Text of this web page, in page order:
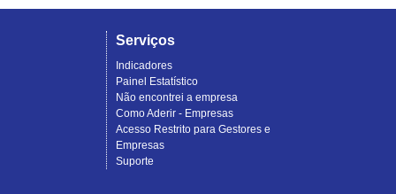
Serviços
Indicadores
Painel Estatístico
Não encontrei a empresa
Como Aderir - Empresas
Acesso Restrito para Gestores e
Empresas
Suporte